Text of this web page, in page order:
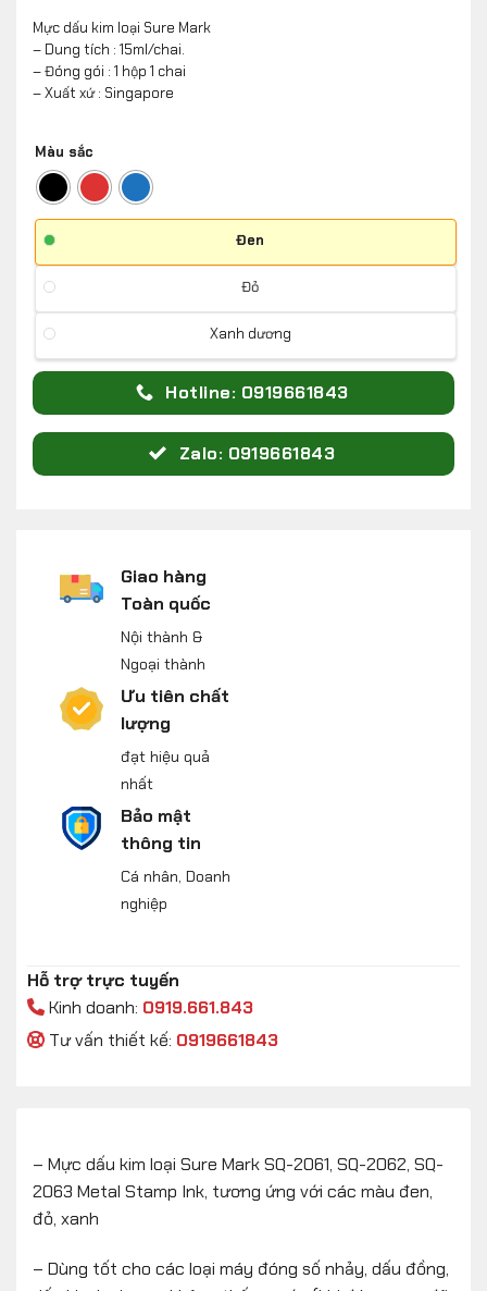
Mực dấu kim loại Sure Mark
– Dung tích : 15ml/chai.
– Đóng gói : 1 hộp 1 chai
– Xuất xứ : Singapore
Màu sắc
Đen
Đỏ
Xanh dương
Hotline: 0919661843
Zalo: 0919661843
Giao hàng
Toàn quốc
Nội thành &
Ngoại thành
Ưu tiên chất
lượng
đạt hiệu quả
nhất
Bảo mật
thông tin
Cá nhân, Doanh
nghiệp
Hỗ trợ trực tuyến
Kinh doanh: 0919.661.843
Tư vấn thiết kế: 0919661843
– Mực dấu kim loại Sure Mark SQ-2061, SQ-2062, SQ-
2063 Metal Stamp Ink, tương ứng với các màu đen,
đỏ, xanh
– Dùng tốt cho các loại máy đóng số nhảy, dấu đồng,